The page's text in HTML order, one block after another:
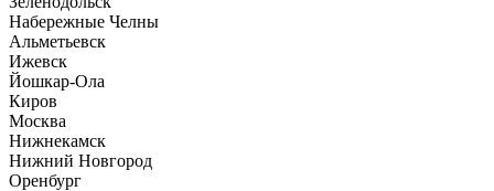
Набережные Челны
Альметьевск
Ижевск
Йошкар-Ола
Киров
Москва
Нижнекамск
Нижний Новгород
Оренбург